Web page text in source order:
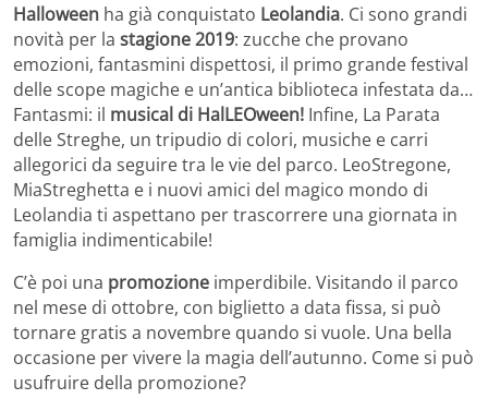
Halloween ha già conquistato Leolandia. Ci sono grandi
novità per la stagione 2019: zucche che provano
emozioni, fantasmini dispettosi, il primo grande festival
delle scope magiche e un’antica biblioteca infestata da…
Fantasmi: il musical di HalLEOween! Infine, La Parata
delle Streghe, un tripudio di colori, musiche e carri
allegorici da seguire tra le vie del parco. LeoStregone,
MiaStreghetta e i nuovi amici del magico mondo di
Leolandia ti aspettano per trascorrere una giornata in
famiglia indimenticabile!
C’è poi una promozione imperdibile. Visitando il parco
nel mese di ottobre, con biglietto a data fissa, si può
tornare gratis a novembre quando si vuole. Una bella
occasione per vivere la magia dell’autunno. Come si può
usufruire della promozione?